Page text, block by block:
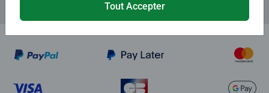
Tout Accepter